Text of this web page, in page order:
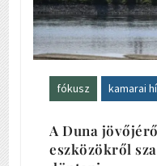
fókusz kamarai
A Duna
eszközökről